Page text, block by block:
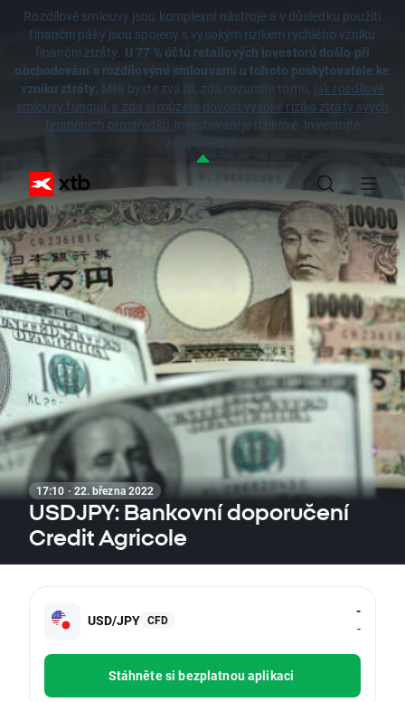
Rozdílové smlouvy jsou komplexní nástroje a v důsledku použití
finanční páky jsou spojeny s vysokým rizikem rychlého vzniku
finanční ztráty. U 77 % účtů retailových investorů došlo při
obchodování s rozdílovými smlouvami u tohoto poskytovatele ke
vzniku ztráty. Měli byste zvážit, zda rozumíte tomu, jak rozdílové
smlouvy fungují, a zda si můžete dovolit vysoké riziko ztráty svých
finančních prostředků.Investování je rizikové. Investujte
zodpovědně.
17:10 · 22. března 2022
USDJPY: Bankovní doporučení
Credit Agricole
USD/JPY CFD
-
-
Stáhněte si bezplatnou aplikaci